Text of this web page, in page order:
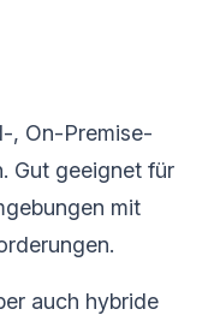
, On-Premise-
Gut geeignet für
mit
auch hybride